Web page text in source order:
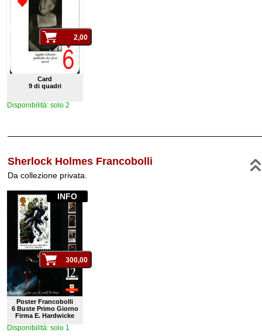
Card
9 di quadri
Disponibilità: solo 2
Sherlock Holmes Francobolli
Da collezione privata.
Poster Francobolli
6 Buste Primo Giorno
Firma E. Hardwicke
INFO
Disponibilità: solo 1